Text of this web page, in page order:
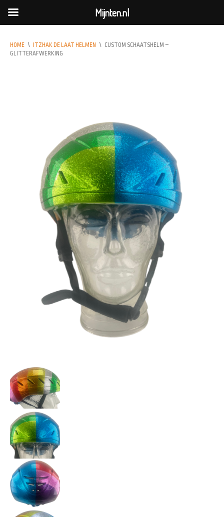
HOME \ ITZHAK DE LAAT HELMEN \ CUSTOM SCHAATSHELM –
GLITTERAFWERKING
Mijnten.nl